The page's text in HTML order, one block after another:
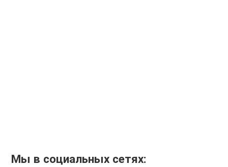
Мы в социальных сетях: